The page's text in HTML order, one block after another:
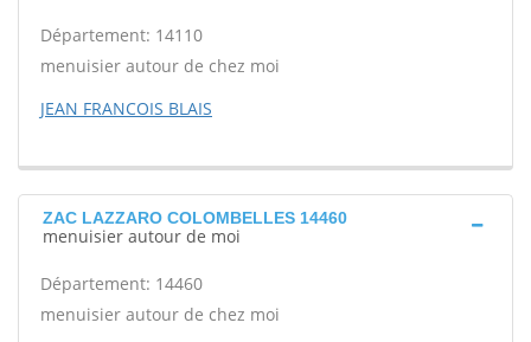
Département: 14110
menuisier autour de chez moi
JEAN FRANCOIS BLAIS
ZAC LAZZARO COLOMBELLES 14460
menuisier autour de moi
Département: 14460
menuisier autour de chez moi